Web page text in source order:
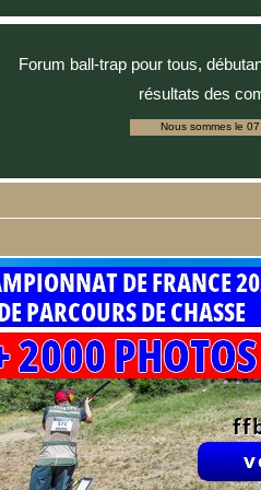
Forum ball-trap pour tous,
résultats des
Nous sommes le